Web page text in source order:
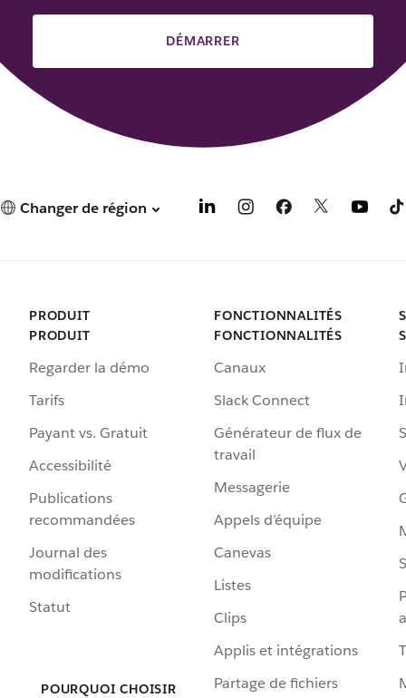
DÉMARRER
Changer de région
PRODUIT
PRODUIT
Regarder la démo
Tarifs
Payant vs. Gratuit
Accessibilité
Publications
recommandées
Journal des
modifications
Statut
POURQUOI CHOISIR
FONCTIONNALITÉS
FONCTIONNALITÉS
Canaux
Slack Connect
Générateur de flux de
travail
Messagerie
Appels d’équipe
Canevas
Listes
Clips
Applis et intégrations
Partage de fichiers